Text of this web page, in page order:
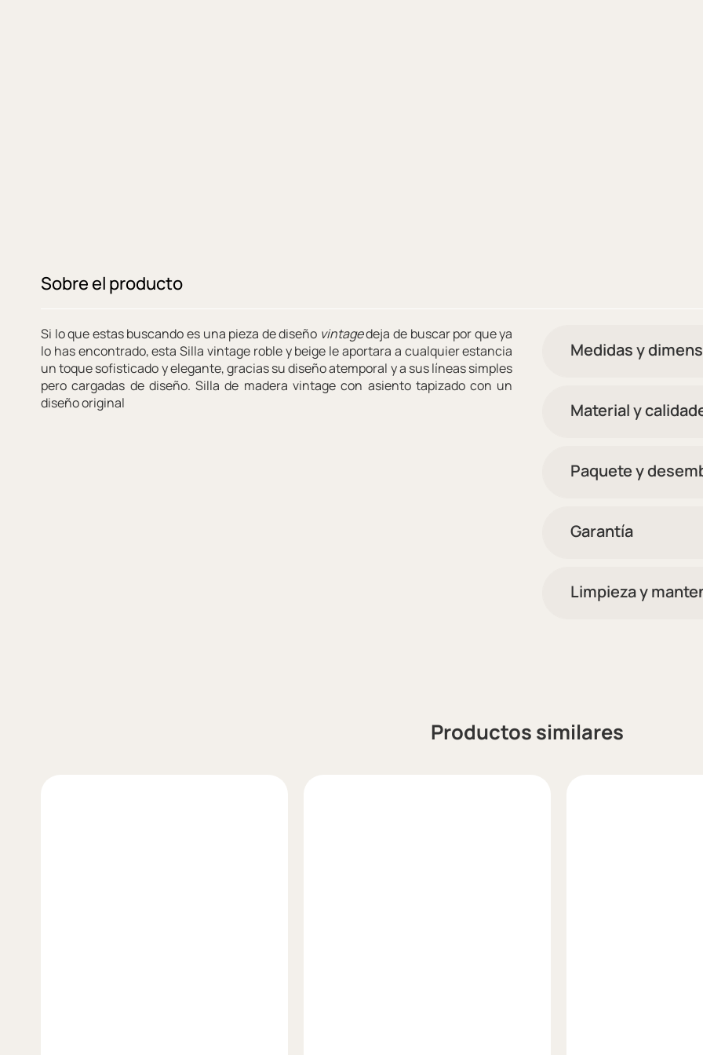
Sobre el producto
Si lo que estas buscando es una pieza de diseño vintagedeja de buscar por que ya
lo has encontrado, esta Silla vintage roble y beige le aportara a cualquier estancia
un toque sofisticado y elegante, gracias su diseño atemporal y a sus líneas simples
pero cargadas de diseño. Silla de madera vintage con asiento tapizado con un
diseño original
Medidas y
Material y
Paquete y
Garantía
Limpieza y
Productos similares